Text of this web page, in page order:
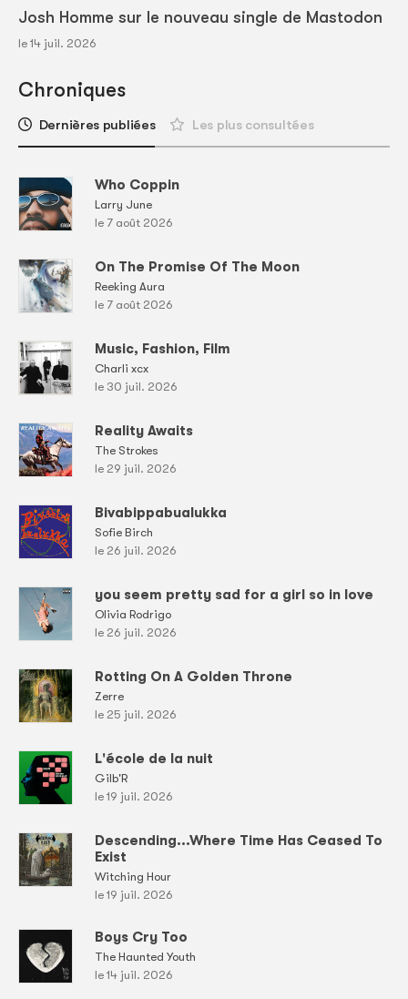
Josh Homme sur le nouveau single de Mastodon
le 14 juil. 2026
Chroniques
Dernières publiées Les plus consultées
Who Coppin
Larry June
le 7 août 2026
On The Promise Of The Moon
Reeking Aura
le 7 août 2026
Music, Fashion, Film
Charli xcx
le 30 juil. 2026
Reality Awaits
The Strokes
le 29 juil. 2026
Bivabippabualukka
Sofie Birch
le 26 juil. 2026
you seem pretty sad for a girl so in love
Olivia Rodrigo
le 26 juil. 2026
Rotting On A Golden Throne
Zerre
le 25 juil. 2026
L'école de la nuit
Gilb'R
le 19 juil. 2026
Descending...Where Time Has Ceased To
Exist
Witching Hour
le 19 juil. 2026
Boys Cry Too
The Haunted Youth
le 14 juil. 2026